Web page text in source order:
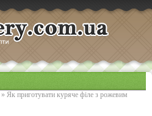
» Як приготувати куряче філе з рожевим